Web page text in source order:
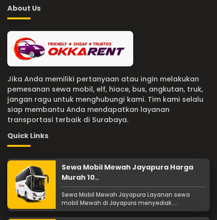
About Us
Jika Anda memiliki pertanyaan atau ingin melakukan
pemesanan sewa mobil, elf, hiace, bus, angkutan, truk,
jangan ragu untuk menghubungi kami. Tim kami selalu
siap membantu Anda mendapatkan layanan
transportasi terbaik di Surabaya.
Quick Links
Sewa Mobil Mewah Jayapura Harga
Murah 10..
Sewa Mobil Mewah Jayapura Layanan sewa
mobil Mewah di Jayapura menyediak ...